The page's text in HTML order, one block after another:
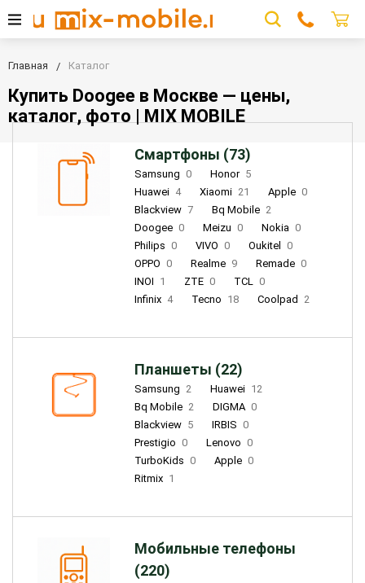
Главная Каталог
Купить Doogee в Москве — цены,
каталог, фото | MIX MOBILE
Смартфоны (73)
Samsung 0 Honor 5
Huawei 4 Xiaomi 21 Apple 0
Blackview 7 Bq Mobile 2
Doogee 0 Meizu 0 Nokia 0
Philips 0 VIVO 0 Oukitel
0
OPPO 0 Realme 9 Remade 0
INOI 1 ZTE 0 TCL 0
Infinix 4 Tecno 18 Coolpad 2
Планшеты (22)
Samsung 2 Huawei 12
Bq Mobile 2 DIGMA 0
Blackview 5 IRBIS 0
Prestigio 0 Lenovo 0
TurboKids 0 Apple 0
Ritmix 1
Мобильные телефоны
(220)